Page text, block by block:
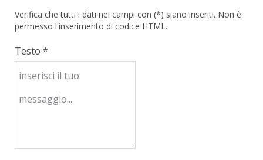
Verifica che tutti i dati nei campi con (*) siano inseriti. Non è
permesso l'inserimento di codice HTML.
Testo *